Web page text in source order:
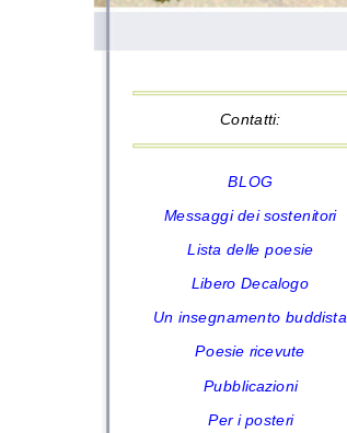
Contatti:
BLOG
Messaggi dei sostenitori
Lista delle poesie
Libero Decalogo
Un insegnamento buddista
Poesie ricevute
Pubblicazioni
Per i posteri